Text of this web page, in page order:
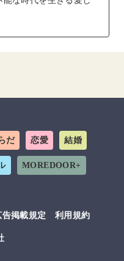
だ 恋愛 結婚
MOREDOOR+
告掲載規定
利用規約